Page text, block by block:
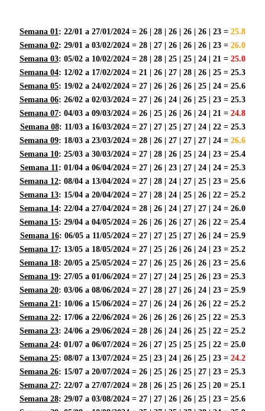
Semana 01: 22/01 a 27/01/2024 = 26 | 28 | 26 | 26 | 26 | 23 = 25.8
Semana 02: 29/01 a 03/02/2024 = 28 | 27 | 26 | 26 | 26 | 23 = 26.0
Semana 03: 05/02 a 10/02/2024 = 28 | 28 | 25 | 25 | 24 | 21 = 25.0
Semana 04: 12/02 a 17/02/2024 = 21 | 26 | 27 | 28 | 26 | 25 = 25.3
Semana 05: 19/02 a 24/02/2024 = 27 | 26 | 26 | 26 | 25 | 24 = 25.6
Semana 06: 26/02 a 02/03/2024 = 27 | 26 | 24 | 26 | 25 | 23 = 25.3
Semana 07: 04/03 a 09/03/2024 = 26 | 25 | 26 | 26 | 24 | 21 = 24.8
Semana 08: 11/03 a 16/03/2024 = 27 | 27 | 25 | 27 | 24 | 22 = 25.3
Semana 09: 18/03 a 23/03/2024 = 28 | 26 | 27 | 27 | 27 | 24 = 26.6
Semana 10: 25/03 a 30/03/2024 = 27 | 28 | 26 | 25 | 24 | 23 = 25.4
Semana 11: 01/04 a 06/04/2024 = 27 | 26 | 23 | 27 | 24 | 24 = 25.3
Semana 12: 08/04 a 13/04/2024 = 27 | 28 | 24 | 27 | 25 | 23 = 25.6
Semana 13: 15/04 a 20/04/2024 = 27 | 28 | 24 | 25 | 26 | 22 = 25.2
Semana 14: 22/04 a 27/04/2024 = 28 | 26 | 24 | 27 | 27 | 24 = 26.0
Semana 15: 29/04 a 04/05/2024 = 26 | 26 | 26 | 27 | 26 | 22 = 25.4
Semana 16: 06/05 a 11/05/2024 = 27 | 27 | 25 | 27 | 26 | 24 = 25.9
Semana 17: 13/05 a 18/05/2024 = 27 | 25 | 26 | 26 | 24 | 23 = 25.2
Semana 18: 20/05 a 25/05/2024 = 27 | 26 | 25 | 26 | 26 | 23 = 25.6
Semana 19: 27/05 a 01/06/2024 = 27 | 27 | 24 | 25 | 26 | 23 = 25.3
Semana 20: 03/06 a 08/06/2024 = 27 | 28 | 27 | 26 | 24 | 23 = 25.9
Semana 21: 10/06 a 15/06/2024 = 27 | 26 | 24 | 26 | 26 | 22 = 25.2
Semana 22: 17/06 a 22/06/2024 = 26 | 26 | 26 | 26 | 25 | 22 = 25.3
Semana 23: 24/06 a 29/06/2024 = 28 | 26 | 24 | 26 | 25 | 22 = 25.2
Semana 24: 01/07 a 06/07/2024 = 26 | 27 | 25 | 25 | 25 | 22 = 25.0
Semana 25: 08/07 a 13/07/2024 = 25 | 23 | 24 | 26 | 25 | 23 = 24.2
Semana 26: 15/07 a 20/07/2024 = 26 | 25 | 26 | 25 | 27 | 23 = 25.3
Semana 27: 22/07 a 27/07/2024 = 28 | 26 | 25 | 26 | 25 | 20 = 25.1
Semana 28: 29/07 a 03/08/2024 = 27 | 27 | 26 | 26 | 25 | 23 = 25.6